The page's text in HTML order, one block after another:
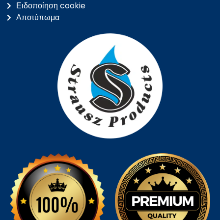
Ειδοποίηση cookie
Αποτύπωμα